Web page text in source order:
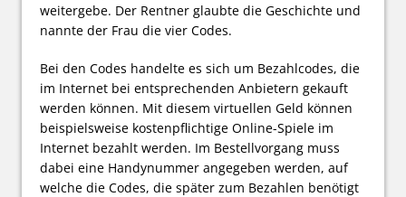
weitergebe. Der Rentner glaubte die Geschichte und
nannte der Frau die vier Codes.
Bei den Codes handelte es sich um Bezahlcodes, die
im Internet bei entsprechenden Anbietern gekauft
werden können. Mit diesem virtuellen Geld können
beispielsweise kostenpflichtige Online-Spiele im
Internet bezahlt werden. Im Bestellvorgang muss
dabei eine Handynummer angegeben werden, auf
welche die Codes, die später zum Bezahlen benötigt